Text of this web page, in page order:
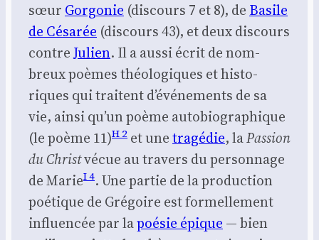
sœur Gor­go­nie (dis­cours 7 et 8), de Basile
de Césa­rée (dis­cours 43), et deux dis­cours
contreJulien. Il a aus­si écrit de nom­
breux poèmes théo­lo­giques et his­to­
riques qui traitent d’é­vé­ne­ments de sa
vie, ain­si qu’un poème auto­bio­gra­phique
(le poème 11)H 2 et unetra­gé­die, laPas­sion
du Christvécue au tra­vers du per­son­nage
de MarieI 4. Une par­tie de la pro­duc­tion
poé­tique de Gré­goire est for­mel­le­ment
influen­cée par lapoé­sie épique — bien